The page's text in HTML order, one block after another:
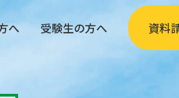
へ 受験生の方へ 資料